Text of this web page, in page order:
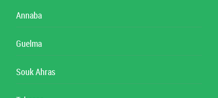
Annaba
Guelma
Souk Ahras